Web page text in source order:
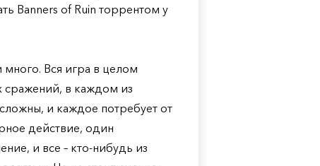
Banners of Ruin торрентом у
много. Вся игра в целом
сражений, в каждом из
и каждое потребует от
действие, один
и все – кто-нибудь из